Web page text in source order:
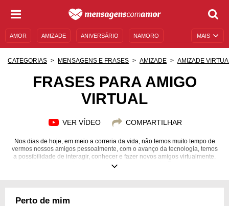
MAIS
AMOR AMIZADE ANIVERSÁRIO NAMORO
MENSAGENS DE ANIVERSÁRIO
CATEGORIAS MENSAGENS E FRASES AMIZADE AMIZADE
FRASES PARA AMIGO
VIRTUAL
VER VÍDEO COMPARTILHAR
Nos dias de hoje, em meio a correria da vida, não temos muito tempo de
vermos nossos amigos pessoalmente, com o avanço da tecnologia, temos
a possibilidade de interagir, conhecer e fazer novos amigos virtualmente.
Encontre as melhores frases sobre essa amizade tão especial.
Perto de mim